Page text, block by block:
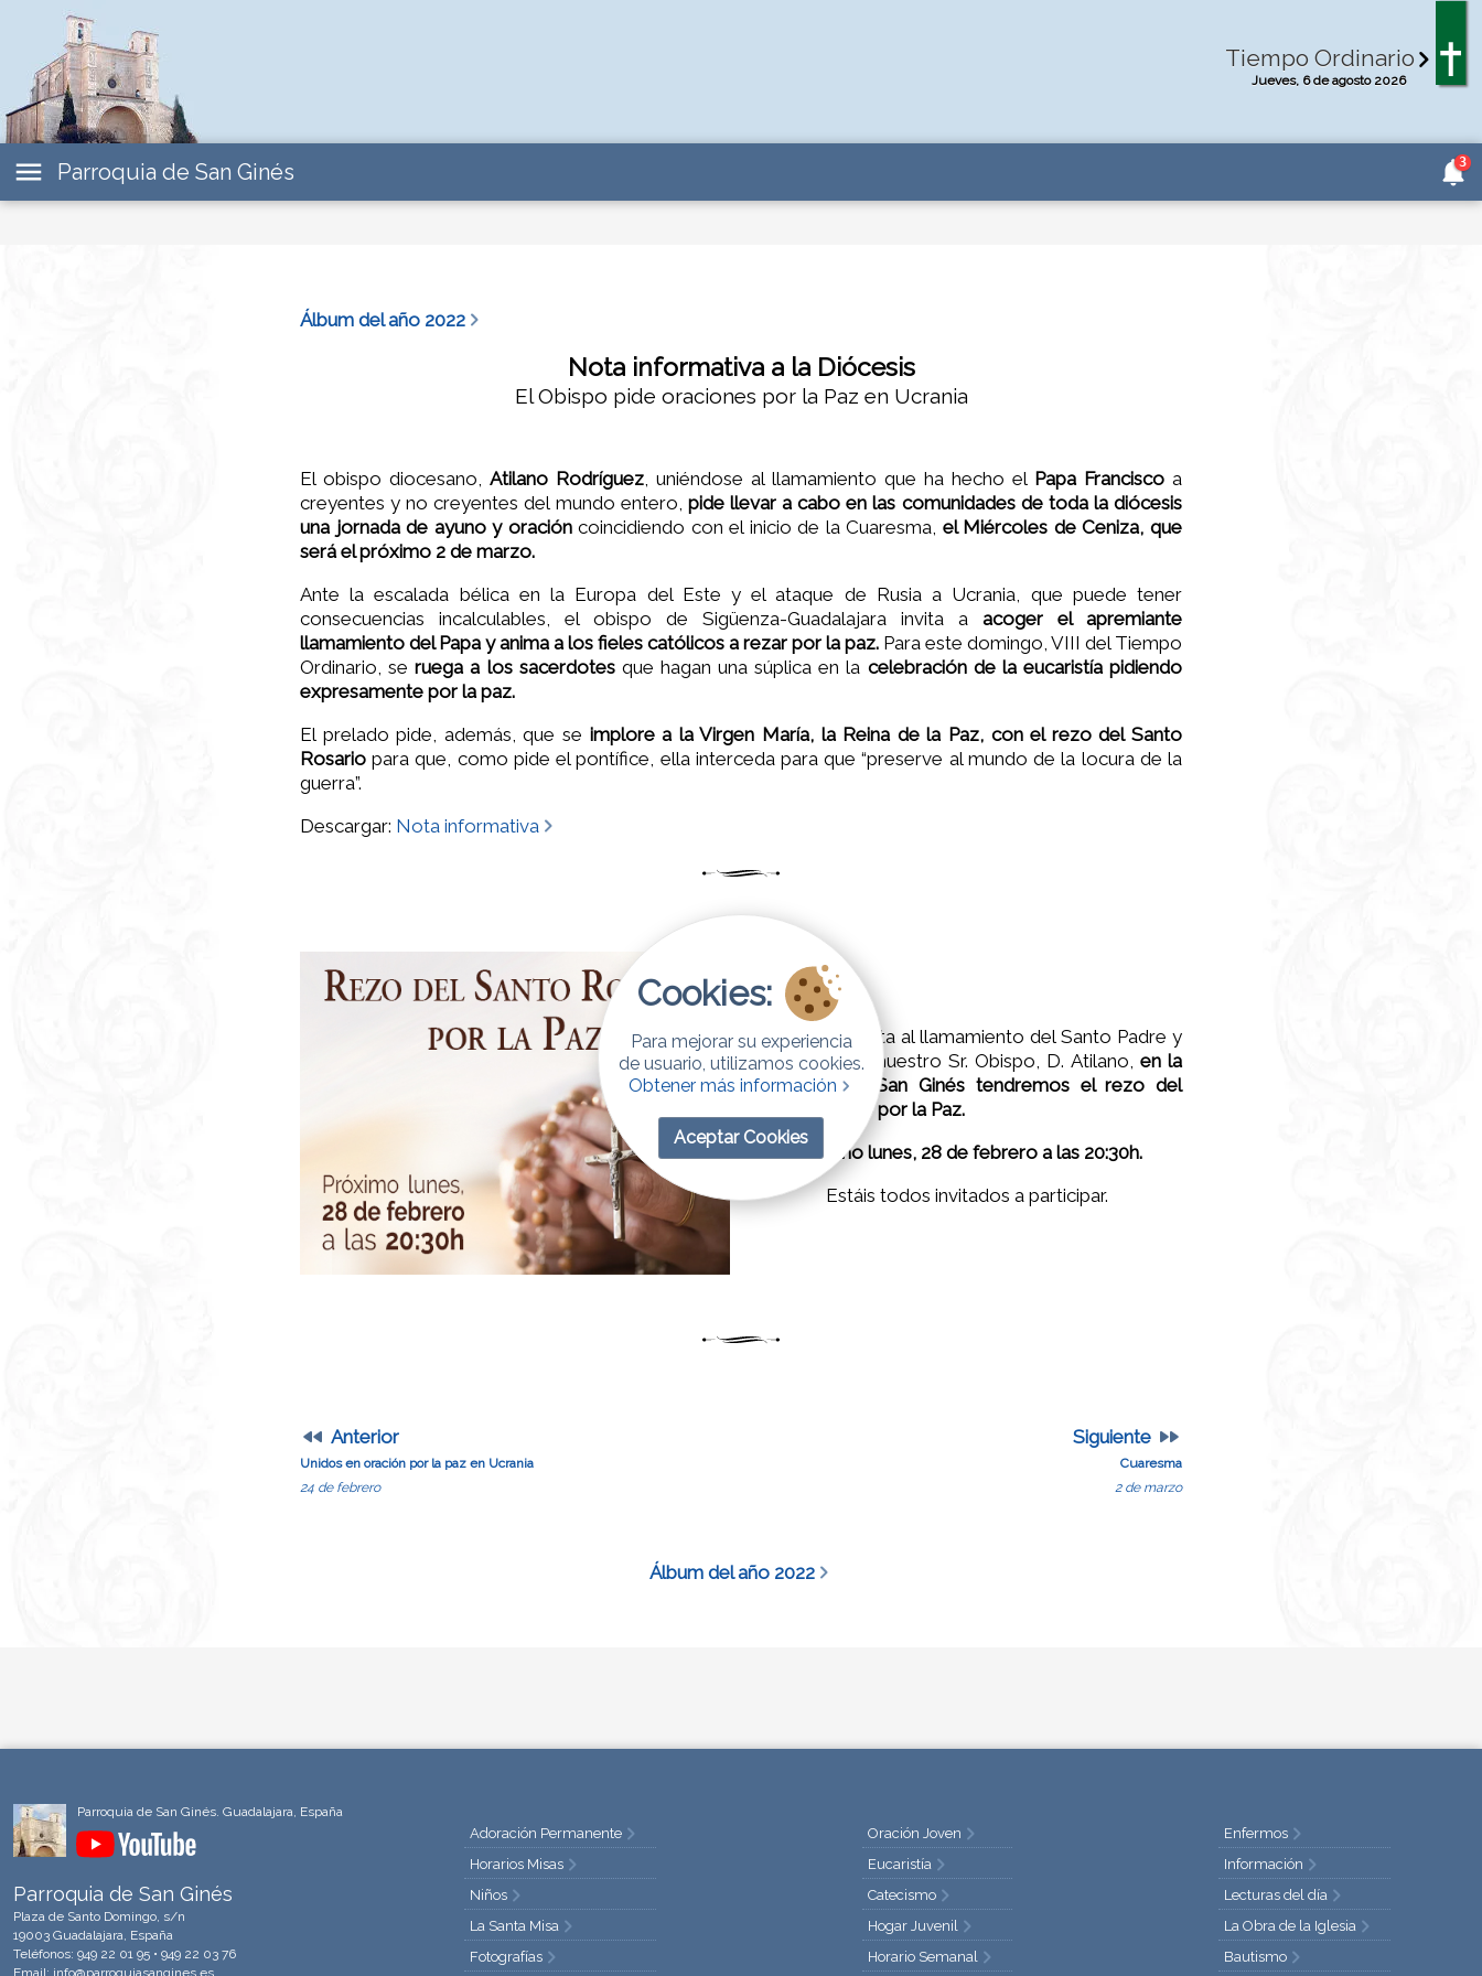
Tiempo Ordinario
Jueves, 6 de agosto 2026
Parroquia de San Ginés 3
Álbum del año 2022
Nota informativa a la Diócesis
El Obispo pide oraciones por la Paz en Ucrania
El obispo diocesano, Atilano Rodríguez, uniéndose al llamamiento que ha hecho el Papa Francisco a
creyentes y no creyentes del mundo entero, pide llevar a cabo en las comunidades de toda la diócesis
una jornada de ayuno y oracióncoincidiendo con el inicio de la Cuaresma, el Miércoles de Ceniza, que
será el próximo 2 de marzo.
Ante la escalada bélica en la Europa del Este y el ataque de Rusia a Ucrania, que puede tener
consecuencias incalculables, el obispo de Sigüenza-Guadalajara invita a acoger el apremiante
llamamiento del Papa y anima a los fieles católicos a rezar por la paz. Para este domingo, VIII del Tiempo
Ordinario, seruega a los sacerdotesque hagan una súplica en la celebración de la eucaristía pidiendo
expresamente por la paz.
El prelado pide, además, que se implore a la Virgen María, la Reina de la Paz, con el rezo del Santo
Rosario para que, como pide el pontífice, ella interceda para que “preserve al mundo de la locura de la
guerra”.
Descargar: Nota informativa
Como respuesta al llamamiento del Santo Padre y
la petición de nuestro Sr. Obispo, D. Atilano, en la
parroquia de San Ginés tendremos el rezo del
Santo Rosario por la Paz.
Próximo lunes, 28 de febrero a las 20:30h.
Estáis todos invitados a participar.
Anterior
Unidos en oración por la paz en Ucrania
24 de febrero
Siguiente
Cuaresma
2 de marzo
Álbum del año 2022
Parroquia de San Ginés. Guadalajara, España
Parroquia de San Ginés
Plaza de Santo Domingo, s/n
19003 Guadalajara, España
Teléfonos: 949 22 01 95 • 949 22 03 76
Email: info@parroquiasangines.es
Adoración Permanente
Horarios Misas
Niños
La Santa Misa
Fotografías
Oración Joven
Eucaristía
Catecismo
Hogar Juvenil
Horario Semanal
Enfermos
Información
Lecturas del día
La Obra de la Iglesia
Bautismo
Cookies:
Para mejorar su experiencia
de usuario, utilizamos cookies.
Obtener más información
Aceptar Cookies